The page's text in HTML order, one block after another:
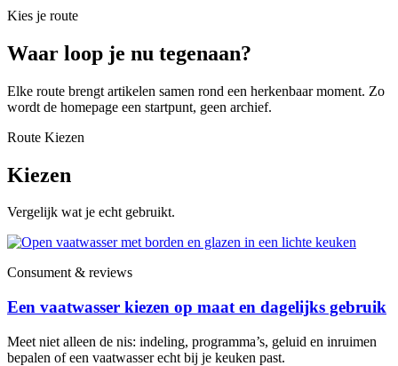
Kies je route
Waar loop je nu tegenaan?
Elke route brengt artikelen samen rond een herkenbaar moment. Zo
wordt de homepage een startpunt, geen archief.
Route Kiezen
Kiezen
Vergelijk wat je echt gebruikt.
Consument & reviews
Een vaatwasser kiezen op maat en dagelijks gebruik
Meet niet alleen de nis: indeling, programma’s, geluid en inruimen
bepalen of een vaatwasser echt bij je keuken past.